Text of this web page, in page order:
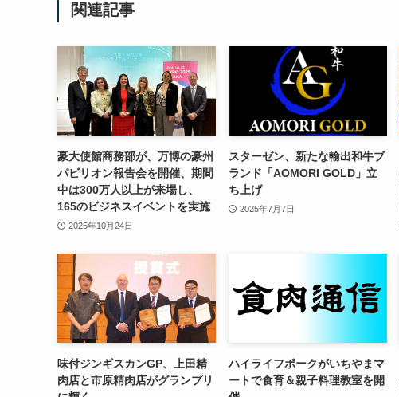
関連記事
豪大使館商務部が、万博の豪州
パビリオン報告会を開催、期間
中は300万人以上が来場し、
165のビジネスイベントを実施
2025年10月24日
スターゼン、新たな輸出和牛ブ
ランド「AOMORI GOLD」立
ち上げ
2025年7月7日
味付ジンギスカンGP、上田精
肉店と市原精肉店がグランプリ
ハイライフポークがいちやまマ
ートで食育＆親子料理教室を開